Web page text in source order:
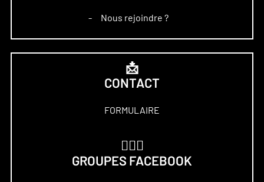
– Nous rejoindre ?
📩
CONTACT
FORMULAIRE
GROUPES FACEBOOK